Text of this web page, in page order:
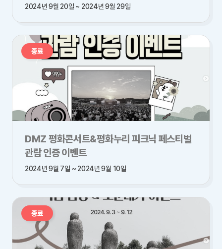
2024년 9월 20일 ~ 2024년 9월 29일
종료
DMZ 평화콘서트&평화누리 피크닉 페스티벌
관람 인증 이벤트
2024년 9월 7일 ~ 2024년 9월 10일
종료